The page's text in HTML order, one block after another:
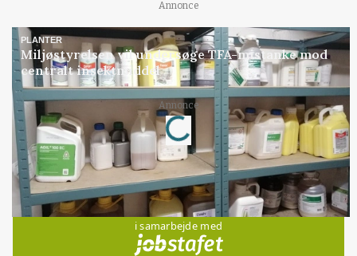
Annonce
PLANTER
Miljøstyrelsen vil undersøge TFA-mistanke mod
centralt insektmiddel
Annonce
Loading...
Jobs
i samarbejde med